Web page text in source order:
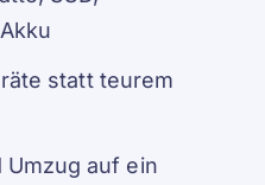
statt teurem
Umzug auf ein